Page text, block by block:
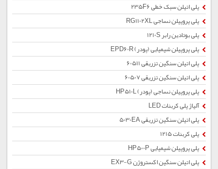
پلی اتیلن سبک خطی 235F6
پلی پروپیلن نساجی RG1102XL
پلی بوتادین رابر 1210S
پلی پروپیلن شیمیایی (پودر) EPD60R
پلی اتیلن سنگین تزریقی 60511
پلی اتیلن سنگین تزریقی 60507
پلی پروپیلن نساجی (پودر) HP510L
آلیاژ پلی کربنات LED
پلی اتیلن سنگین تزریقی 5030EA
پلی کربنات 1215
پلی پروپیلن شیمیایی HP500P
پلی اتیلن سنگین اکستروژن EX3-G